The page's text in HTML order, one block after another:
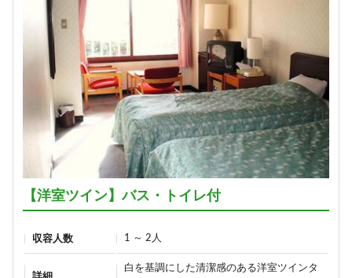
【洋室ツイン】バス・トイレ付
収容人数 1 ～ 2人
白を基調にした清潔感のある洋室ツインタ